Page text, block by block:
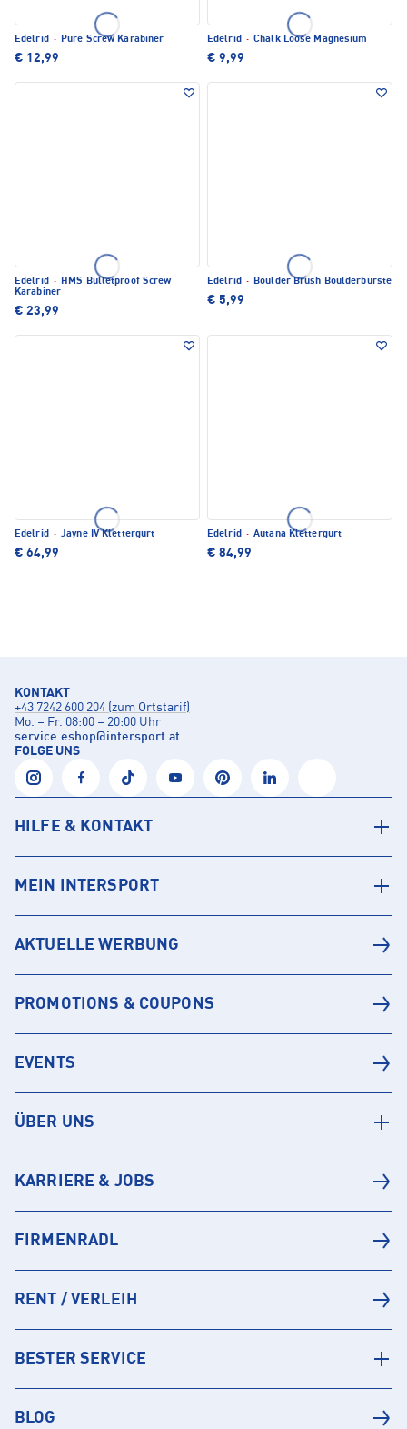
Edelrid · Pure Screw Karabiner
€ 12,99
Edelrid · Chalk Loose Magnesium
€ 9,99
Edelrid · HMS Bulletproof Screw
Karabiner
€ 23,99
Edelrid · Boulder Brush Boulderbürste
€ 5,99
Edelrid · Jayne IV Klettergurt
€ 64,99
Edelrid · Autana Klettergurt
€ 84,99
KONTAKT
+43 7242 600 204 (zum Ortstarif)
Mo. – Fr. 08:00 – 20:00 Uhr
service.eshop@intersport.at
FOLGE UNS
HILFE & KONTAKT
MEIN INTERSPORT
AKTUELLE WERBUNG
PROMOTIONS & COUPONS
EVENTS
ÜBER UNS
KARRIERE & JOBS
FIRMENRADL
RENT / VERLEIH
BESTER SERVICE
BLOG